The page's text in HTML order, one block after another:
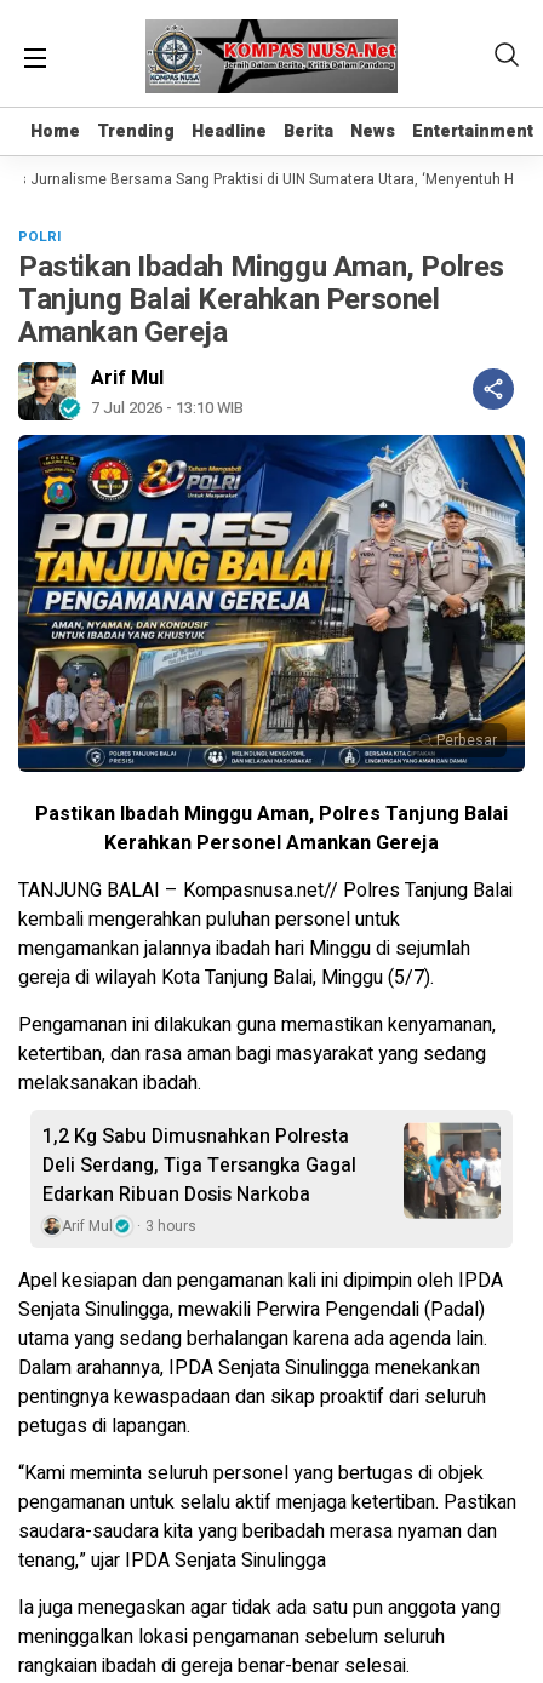
Home Trending Headline Berita News Entertainment
Home Trending Headline Berita News Entertainment
Jurnalisme Bersama Sang Praktisi di UIN Sumatera Utara, ‘Menyentuh Hati
POLRI
Pastikan Ibadah Minggu Aman, Polres
Tanjung Balai Kerahkan Personel
Amankan Gereja
Arif Mul
7 Jul 2026 - 13:10 WIB
Perbesar
Pastikan Ibadah Minggu Aman, Polres Tanjung Balai
Kerahkan Personel Amankan Gereja
TANJUNG BALAI – Kompasnusa.net// Polres Tanjung Balai
kembali mengerahkan puluhan personel untuk
mengamankan jalannya ibadah hari Minggu di sejumlah
gereja di wilayah Kota Tanjung Balai, Minggu (5/7).
Pengamanan ini dilakukan guna memastikan kenyamanan,
ketertiban, dan rasa aman bagi masyarakat yang sedang
melaksanakan ibadah.
1,2 Kg Sabu Dimusnahkan Polresta
Deli Serdang, Tiga Tersangka Gagal
Edarkan Ribuan Dosis Narkoba
Arif Mul 3 hours
Apel kesiapan dan pengamanan kali ini dipimpin oleh IPDA
Senjata Sinulingga, mewakili Perwira Pengendali (Padal)
utama yang sedang berhalangan karena ada agenda lain.
Dalam arahannya, IPDA Senjata Sinulingga menekankan
pentingnya kewaspadaan dan sikap proaktif dari seluruh
petugas di lapangan.
“Kami meminta seluruh personel yang bertugas di objek
pengamanan untuk selalu aktif menjaga ketertiban. Pastikan
saudara-saudara kita yang beribadah merasa nyaman dan
tenang,” ujar IPDA Senjata Sinulingga
Ia juga menegaskan agar tidak ada satu pun anggota yang
meninggalkan lokasi pengamanan sebelum seluruh
rangkaian ibadah di gereja benar-benar selesai.